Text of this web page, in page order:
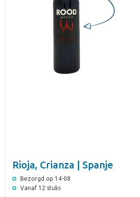
Rioja, Crianza | Spanje
Bezorgd op 14-08
Vanaf 12 stuks